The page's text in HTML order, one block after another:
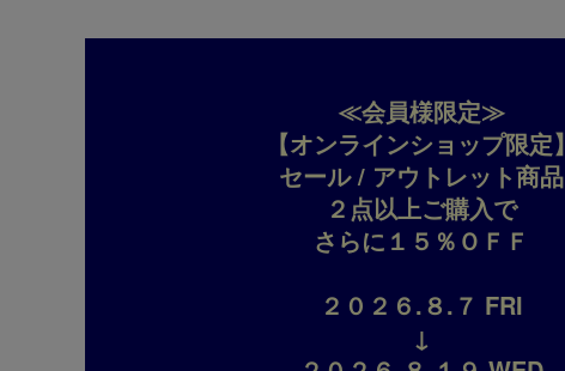
≪会員様限定≫
【オンラインショップ限定】
セール / アウトレット商品
２点以上ご購入で
さらに１５％ＯＦＦ
２０２６.８.７ FRI
↓